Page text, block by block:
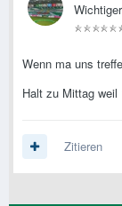
Wenn ma uns
Halt zu Mittag
Zitieren